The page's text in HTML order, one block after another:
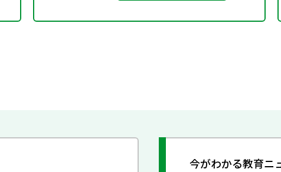
今がわかる教育ニ